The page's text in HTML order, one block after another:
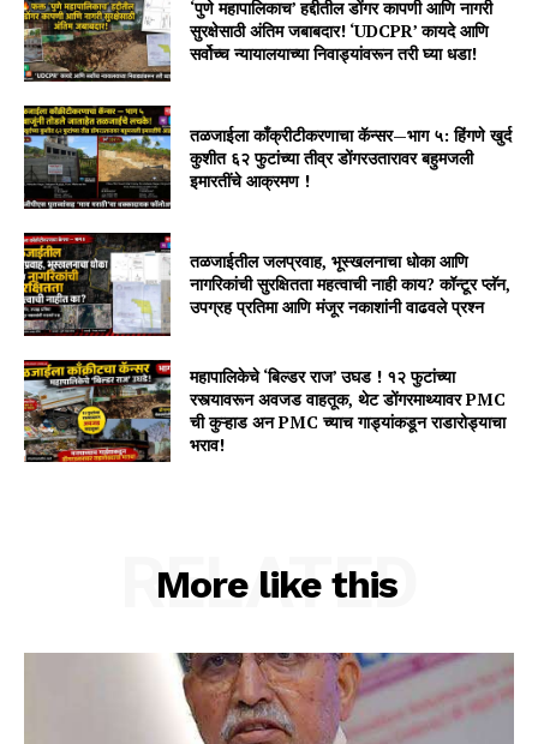
‘पुणे महापालिकाच’ हद्दीतील डोंगर कापणी आणि नागरी
सुरक्षेसाठी अंतिम जबाबदार! ‘UDCPR’ कायदे आणि
सर्वोच्च न्यायालयाच्या निवाड्यांवरून तरी घ्या धडा!
तळजाईला काँक्रीटीकरणाचा कॅन्सर—भाग ५: हिंगणे खुर्द
कुशीत ६२ फुटांच्या तीव्र डोंगरउतारावर बहुमजली
इमारतींचे आक्रमण !
तळजाईतील जलप्रवाह, भूस्खलनाचा धोका आणि
नागरिकांची सुरक्षितता महत्वाची नाही काय? कॉन्टूर प्लॅन,
उपग्रह प्रतिमा आणि मंजूर नकाशांनी वाढवले प्रश्न
महापालिकेचे ‘बिल्डर राज’ उघड ! १२ फुटांच्या
रस्त्यावरून अवजड वाहतूक, थेट डोंगरमाथ्यावर PMC
ची कुऱ्हाड अन PMC च्याच गाड्यांकडून राडारोड्याचा
भराव!
More like this
RELATED